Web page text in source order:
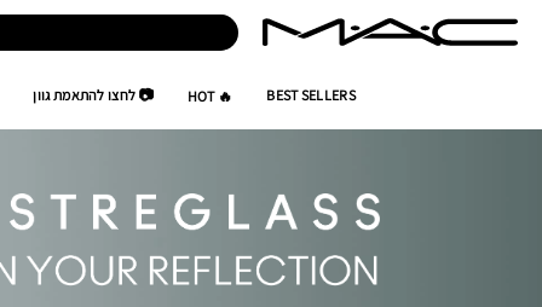
BEST SELLERS
🔥 HOT 📷 לחצו להתאמת גוון